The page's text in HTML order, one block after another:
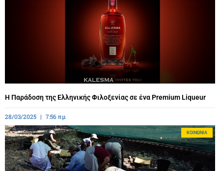
Η Παράδοση της Ελληνικής Φιλοξενίας σε ένα Premium Liqueur
28/03/2025 7:56 πμ
ΚΟΙΝΩΝΊΑ